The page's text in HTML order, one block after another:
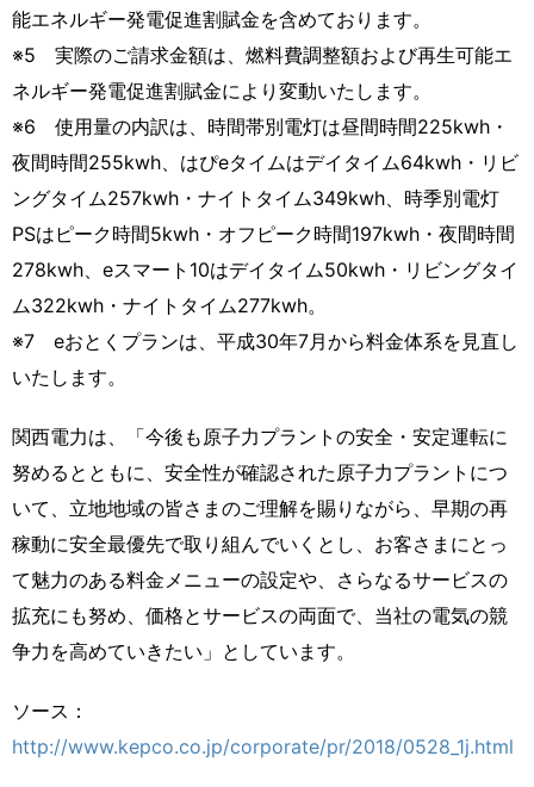
能エネルギー発電促進割賦金を含めております。
※5 実際のご請求金額は、燃料費調整額および再生可能エ
ネルギー発電促進割賦金により変動いたします。
※6 使用量の内訳は、時間帯別電灯は昼間時間225kwh・
夜間時間255kwh、はぴeタイムはデイタイム64kwh・リビ
ングタイム257kwh・ナイトタイム349kwh、時季別電灯
PSはピーク時間5kwh・オフピーク時間197kwh・夜間時間
278kwh、eスマート10はデイタイム50kwh・リビングタイ
ム322kwh・ナイトタイム277kwh。
※7 eおとくプランは、平成30年7月から料金体系を見直し
いたします。
関西電力は、「今後も原子力プラントの安全・安定運転に
努めるとともに、安全性が確認された原子力プラントにつ
いて、立地地域の皆さまのご理解を賜りながら、早期の再
稼動に安全最優先で取り組んでいくとし、お客さまにとっ
て魅力のある料金メニューの設定や、さらなるサービスの
拡充にも努め、価格とサービスの両面で、当社の電気の競
争力を高めていきたい」としています。
ソース：
http://www.kepco.co.jp/corporate/pr/2018/0528_1j.html